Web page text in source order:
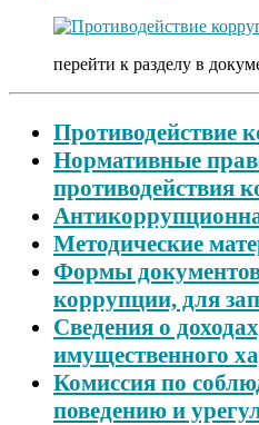
перейти к разделу в
Противодействие
Нормативные
противодействия
Методические
Формы
коррупции, для
Сведения о
имущественного
Комиссия по
поведению и